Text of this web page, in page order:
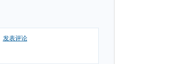
发表评论